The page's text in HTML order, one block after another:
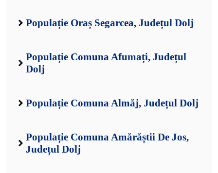
Populație Oraș Segarcea, Județul Dolj
Populație Comuna Afumați, Județul
Dolj
Populație Comuna Almăj, Județul Dolj
Populație Comuna Amărăștii De Jos,
Județul Dolj